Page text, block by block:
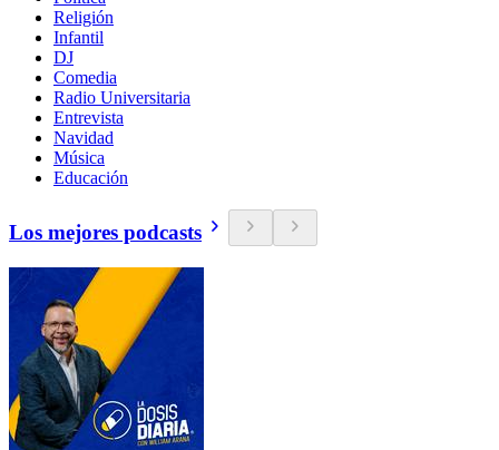
Religión
Infantil
DJ
Comedia
Radio Universitaria
Entrevista
Navidad
Música
Educación
Los mejores podcasts